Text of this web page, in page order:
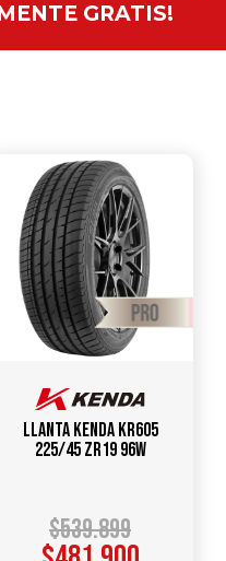
GRATIS!
Llanta KENDA KR605
225/45 ZR19 96W
$539.899